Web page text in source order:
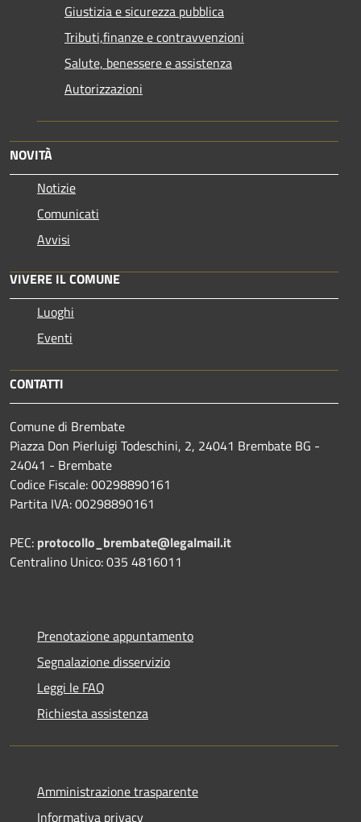
Giustizia e sicurezza pubblica
Tributi,finanze e contravvenzioni
Salute, benessere e assistenza
Autorizzazioni
NOVITÀ
Notizie
Comunicati
Avvisi
VIVERE IL COMUNE
Luoghi
Eventi
CONTATTI
Comune di Brembate
Piazza Don Pierluigi Todeschini, 2, 24041 Brembate BG -
24041 - Brembate
Codice Fiscale: 00298890161
Partita IVA: 00298890161
PEC: protocollo_brembate@legalmail.it
Centralino Unico: 035 4816011
Prenotazione appuntamento
Segnalazione disservizio
Leggi le FAQ
Richiesta assistenza
Amministrazione trasparente
Informativa privacy